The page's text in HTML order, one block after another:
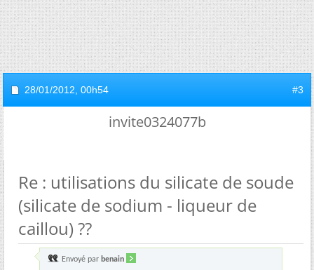
28/01/2012, 00h54 #3
invite0324077b
Re : utilisations du silicate de soude
(silicate de sodium - liqueur de
caillou) ??
Envoyé par benain